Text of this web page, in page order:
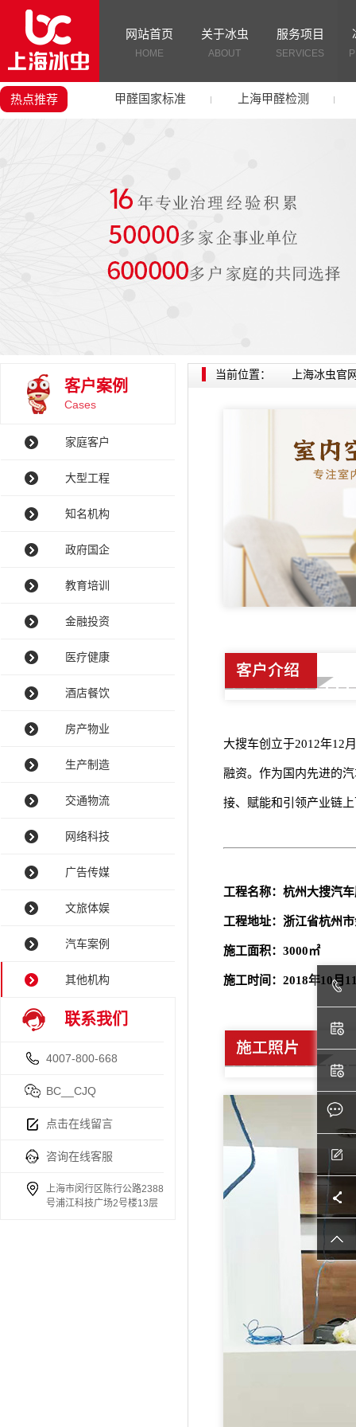
网站首页
HOME
关于冰虫
ABOUT
服务项目
SERVICES
热点推荐 甲醛国家标准 上海甲醛检测
客户案例
Cases
家庭客户
大型工程
知名机构
政府国企
教育培训
金融投资
医疗健康
酒店餐饮
房产物业
生产制造
交通物流
网络科技
广告传媒
文旅体娱
汽车案例
其他机构
联系我们
4007-800-668
BC__CJQ
点击在线留言
咨询在线客服
上海市闵行区陈行公路2388
号浦江科技广场2号楼13层
当前位置： 上海冰虫官
大搜车创立于2012年12月
融资。作为国内先进的
接、赋能和引领产业链
工程名称： 杭州大搜汽
工程地址：浙江省杭州
施工面积：3000㎡
施工时间：2018年10月